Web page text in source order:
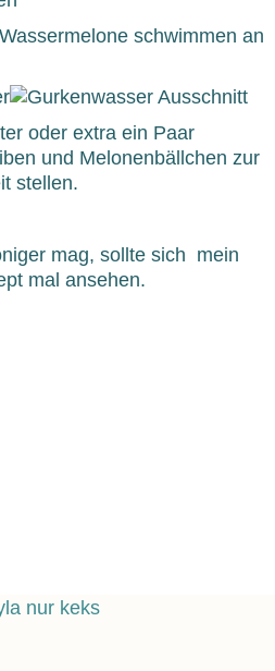
schwimmen an
oder extra ein Paar
und Melonenbällchen zur
stellen.
mag, sollte sich mein
mal ansehen.